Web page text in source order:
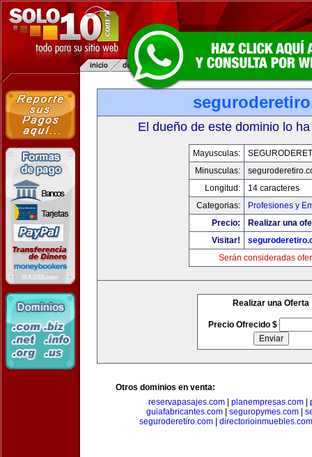
El dueño de este dominio lo
Mayusculas:
Minusculas:
Longitud:
14 caracteres
Categorias:
Profesiones y
Precio:
Realizar una
Visitar!
Serán consideradas
Realizar una Oferta
Precio Ofrecido $
Otros dominios en venta:
reservapasajes.com
planempresas.com
guiafabricantes.com| seguropymes.com|
seguroderetiro.com| directorioinmuebles.com